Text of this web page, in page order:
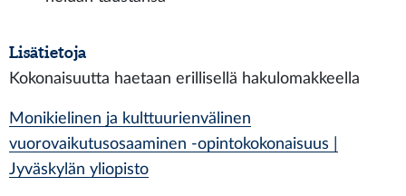
Lisätietoja
Kokonaisuutta haetaan erillisellä hakulomakkeella
Monikielinen ja kulttuurienvälinen
vuorovaikutusosaaminen -opintokokonaisuus |
Jyväskylän yliopisto